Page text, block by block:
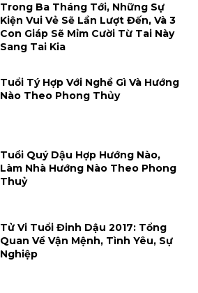
Trong Ba Tháng Tới, Những Sự
Kiện Vui Vẻ Sẽ Lần Lượt Đến, Và 3
Con Giáp Sẽ Mỉm Cười Từ Tai Này
Sang Tai Kia
Tuổi Tý Hợp Với Nghề Gì Và Hướng
Nào Theo Phong Thủy
Tuổi Quý Dậu Hợp Hướng Nào,
Làm Nhà Hướng Nào Theo Phong
Thuỷ
Tử Vi Tuổi Đinh Dậu 2017: Tổng
Quan Về Vận Mệnh, Tình Yêu, Sự
Nghiệp